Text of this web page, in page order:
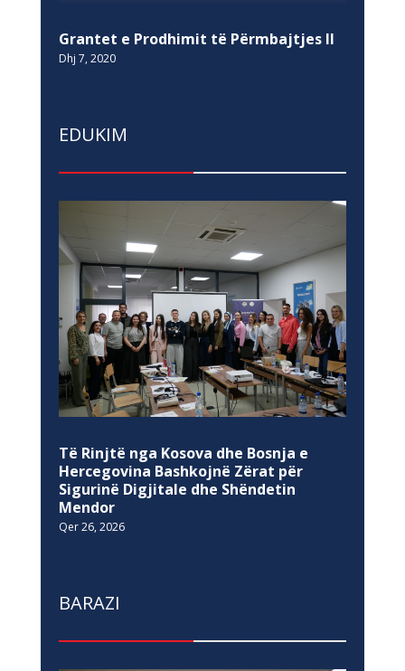
Grantet e Prodhimit të Përmbajtjes II
Dhj 7, 2020
EDUKIM
Të Rinjtë nga Kosova dhe Bosnja e
Hercegovina Bashkojnë Zërat për
Sigurinë Digjitale dhe Shëndetin
Mendor
Qer 26, 2026
BARAZI